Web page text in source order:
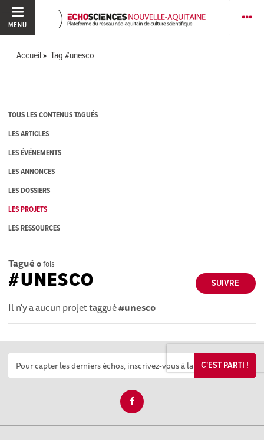
MENU
Accueil Tag #unesco
TOUS LES CONTENUS TAGUÉS
LES ARTICLES
LES ÉVÉNEMENTS
LES ANNONCES
LES DOSSIERS
LES PROJETS
LES RESSOURCES
Tagué 0fois
SUIVRE
#UNESCO
Il n'y a aucun projet taggué#unesco
C'EST PARTI !